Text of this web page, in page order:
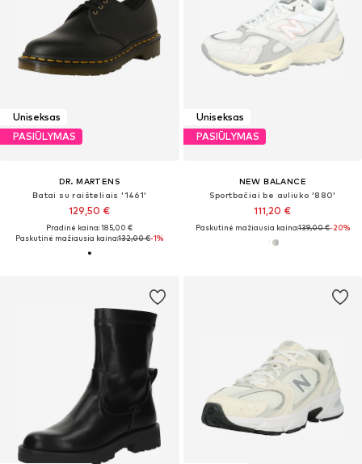
Uniseksas
PASIŪLYMAS
DR. MARTENS
Batai su raišteliais '1461'
129,50 €
Pradinė kaina: 185,00 €
Paskutinė mažiausia kaina:132,00 €-1%
Uniseksas
PASIŪLYMAS
NEW BALANCE
Sportbačiai be auliuko '880'
111,20 €
Paskutinė mažiausia kaina:139,00 €-20%